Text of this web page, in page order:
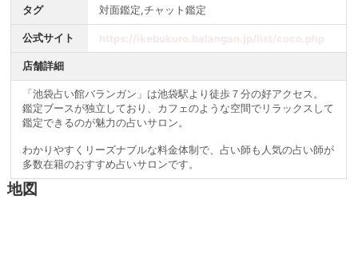
タグ 対面鑑定,チャット鑑定
公式サイト https://ikebukuro.balangan.jp/list/coco.php
店舗詳細
「池袋占い館バランガン」は池袋駅より徒歩７分の好アクセス。
鑑定ブースが独立しており、カフェのような空間でリラックスして
鑑定できるのが魅力の占いサロン。
わかりやすくリーズナブルな料金体制で、占い師も人気の占い師が
多数在籍のおすすめ占いサロンです。
地図